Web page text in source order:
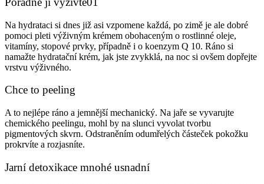
Na hydrataci si dnes již asi vzpomene každá, po zimě je ale dobré
pomoci pleti výživným krémem obohaceným o rostlinné oleje,
vitamíny, stopové prvky, případně i o koenzym Q 10. Ráno si
namažte hydratační krém, jak jste zvykklá, na noc si ovšem dopřejte
vrstvu výživného.
Chce to peeling
A to nejlépe ráno a jemnější mechanický. Na jaře se vyvarujte
chemického peelingu, mohl by na slunci vyvolat tvorbu
pigmentových skvrn. Odstraněním odumřelých částeček pokožku
prokrvíte a rozjasníte.
Jarní detoxikace mnohé usnadní